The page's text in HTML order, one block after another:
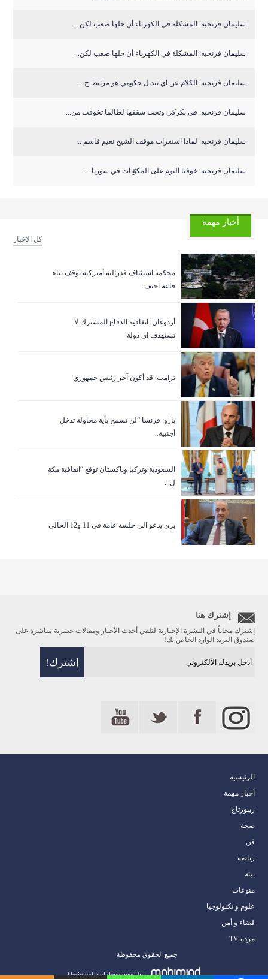
سليمان فرنجيه: المشكلة في الكهرباء أن حلها صعب لكن...
سليمان فرنجيه: المشكلة في الكهرباء أن حلها صعب لكن...
سليمان فرنجيه: الكلام عن اي تبديل حكومي هو مرتبط ح...
سليمان فرنجيه: في بكركي وتحت سقفها لطالما تخوفت من...
سليمان فرنجيه: لماذا استغراب موقف الشيخ نعيم قاسم ...
سليمان فرنجيه: خوفنا اليوم على المكوّنات في سوريا ...
أخبار مهمة
كل الاخبار
‏محكمة استئناف فدرالية أميركية توقف بناء
قاعة احتف...
أردوغان: اتفاقية الدفاع المشترك لا
تستهدف اي دولة
ترامب: قد أكون آخر رئيس جمهوري
بارو: فرنسا “لن تسمح بأية محاولة تدخل
أجنبية...
السعودية وتركيا وباكستان توقع “اتفاقية مكة
ل...
بري يدعو الى جلسة عامة في 11 و12 الحالي
إشترك هنا
إشترك مجاناً في النشرة الإخبارية لتلقي أحدث الأخبار ومقالات حصرية مباشرة على
صندوق البريد الوارد الخاص بك!
الرئيسية
أخبار مهمة
ريبورتاج
صحة
فن
رياضة
بيئة
منوعات
علوم و تكنولوجيا
قضاء و أمن
مردة TV
جميع الحقوق محفوظة
Designed and developed by